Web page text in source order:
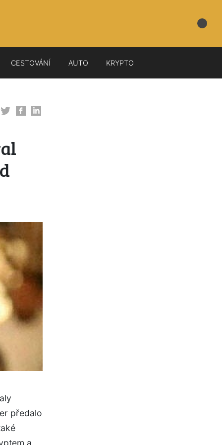
CESTOVÁNÍ AUTO KRYPTO
předalo